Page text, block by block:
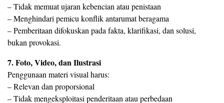
– Tidak memuat ujaran kebencian atau penistaan
– Menghindari pemicu konflik antarumat beragama
– Pemberitaan difokuskan pada fakta, klarifikasi, dan solusi,
bukan provokasi.
7. ⁠Foto, Video, dan Ilustrasi
Penggunaan materi visual harus:
– Relevan dan proporsional
– Tidak mengeksploitasi penderitaan atau perbedaan